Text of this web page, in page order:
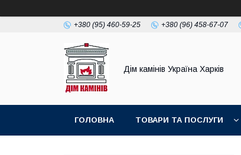
+380 (95) 460-59-25 +380 (96) 458-67-07
Дім камінів Україна Харків
ГОЛОВНА ТОВАРИ ТА ПОСЛУГИ